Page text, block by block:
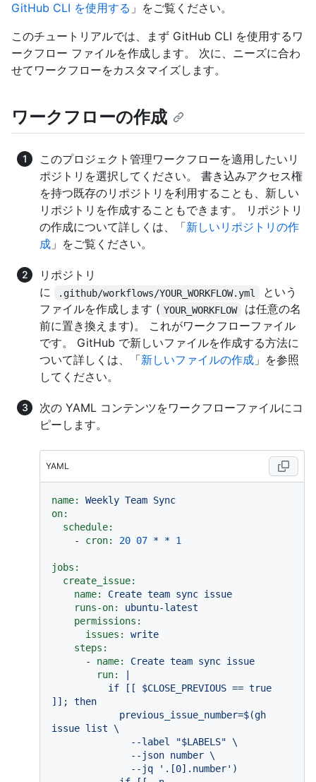
GitHub CLI を使用する 」をご覧ください。
このチュートリアルでは、まず GitHub CLI を使用するワ
ークフロー ファイルを作成します。 次に、ニーズに合わ
せてワークフローをカスタマイズします。
ワークフローの作成
このプロジェクト管理ワークフローを適用したいリ
ポジトリを選択してください。 書き込みアクセス権
を持つ既存のリポジトリを利用することも、新しい
リポジトリを作成することもできます。 リポジトリ
の作成について詳しくは、「新しいリポジトリの作
成 」をご覧ください。
リポジトリ
に
.github/workflows/YOUR_WORKFLOW.yml
という
ファイルを作成します ( YOUR_WORKFLOW
は任意の名
前に置き換えます)。 これがワークフローファイル
です。 GitHub で新しいファイルを作成する方法に
ついて詳しくは、「新しいファイルの作成 」を参照
してください。
次の YAML コンテンツをワークフローファイルにコ
ピーします。
YAML
name: Weekly Team Sync
on:
schedule:
-
cron: 20 07 * * 1
jobs:
create_issue:
name:
Create team sync issue
runs-on:
ubuntu-latest
permissions:
issues:
write
steps:
-
name: Create team sync issue
run:
]]; then
issue list \